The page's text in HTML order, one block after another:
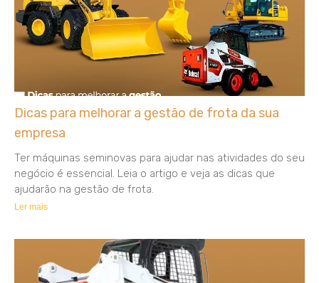
Dicas para melhorar a gestão de frota da sua
empresa
Ter máquinas seminovas para ajudar nas atividades do seu
negócio é essencial. Leia o artigo e veja as dicas que
ajudarão na gestão de frota.
Ler mais